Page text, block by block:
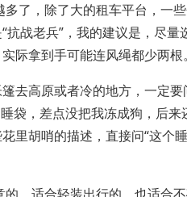
了，除了大的租车平台，一
抗战老兵”，我的建议是，尽
际拿到手可能连风绳都少两根。
去高原或者冷的地方，一定
袋，差点没把我冻成狗，后
里胡哨的描述，直接问“这